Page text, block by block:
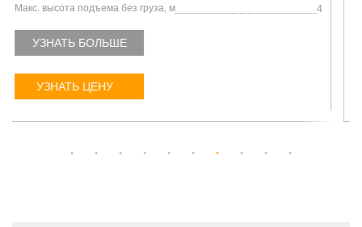
Макс. высота подъема без груза, м
УЗНАТЬ БОЛЬШЕ
УЗНАТЬ ЦЕНУ